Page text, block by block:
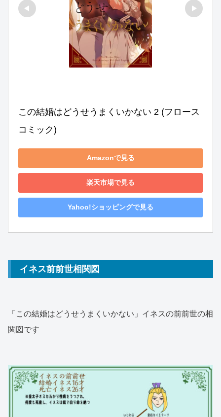
この結婚はどうせうまくいかない 2 (フロース
コミック)
Amazonで見る
楽天市場で見る
Yahoo!ショッピングで見る
イネス前前世相関図
「この結婚はどうせうまくいかない」イネスの前前世の相
関図です